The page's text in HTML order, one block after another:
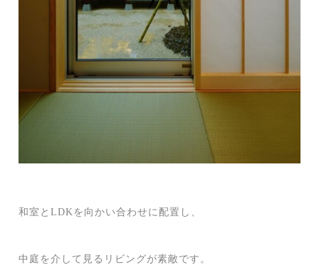
和室とLDKを向かい合わせに配置し、
中庭を介して見るリビングが素敵です。